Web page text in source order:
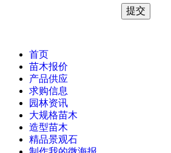
首页
苗木报价
产品供应
求购信息
园林资讯
大规格苗木
造型苗木
精品景观石